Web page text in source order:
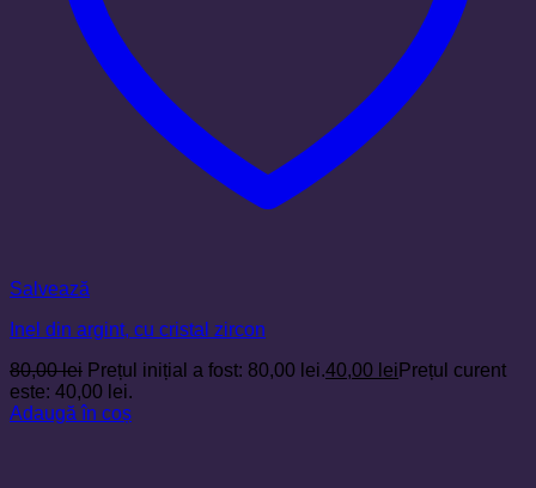
Salvează
Inel din argint, cu cristal zircon
80,00lei Prețul inițial a fost: 80,00 lei.40,00 lei Prețul curent
este: 40,00 lei.
Adaugă în coș